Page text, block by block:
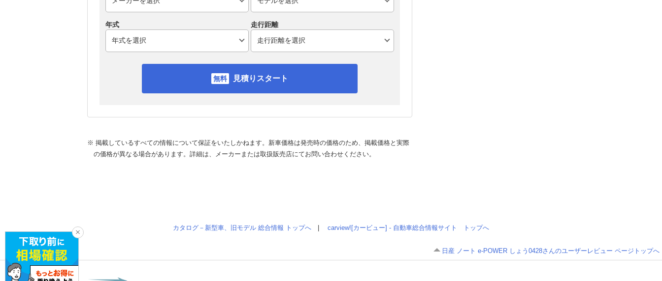
年式 走行距離
見積りスタート
※ 掲載しているすべての情報について保証をいたしかねます。新車価格は発売時の価格のため、掲載価格と実際
の価格が異なる場合があります。詳細は、メーカーまたは取扱販売店にてお問い合わせください。
カタログ－新型車、旧モデル 総合情報 トップへ carview![カービュー] - 自動車総合情報サイト トップへ
日産 ノート e-POWER しょう0428さんのユーザーレビュー ページトップへ